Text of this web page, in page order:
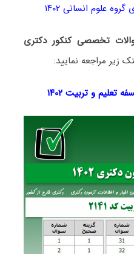
علوم انسانی ۱۴۰۲
تخصصی کنکور دکتری
زیر مراجعه نمایید:
تعلیم و تربیت ۱۴۰۲